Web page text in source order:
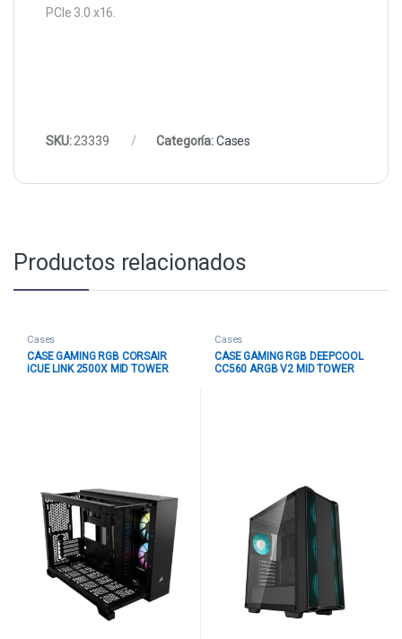
PCIe 3.0 x16.
SKU:23339 Categoría:Cases
Productos relacionados
Cases
CASE GAMING RGB CORSAIR
iCUE LINK 2500X MID TOWER
Cases
CASE GAMING RGB DEEPCOOL
CC560 ARGB V2 MID TOWER